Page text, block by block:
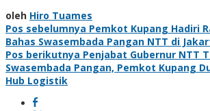
oleh Hiro Tuames
Navigasi
pos
Pos sebelumnya Pemkot Kupang Hadiri
Bahas Swasembada Pangan NTT di
Pos berikutnya Penjabat Gubernur NTT
Swasembada Pangan, Pemkot Kupang
Hub Logistik